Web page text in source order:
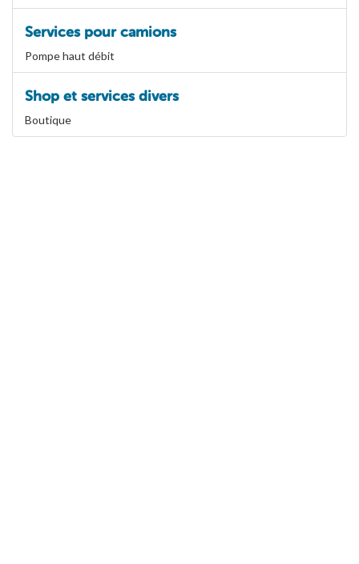
Services pour camions
Pompe haut débit
Shop et services divers
Boutique